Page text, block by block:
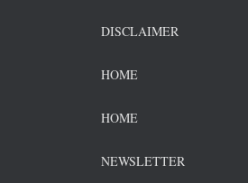
DISCLAIMER
HOME
HOME
NEWSLETTER